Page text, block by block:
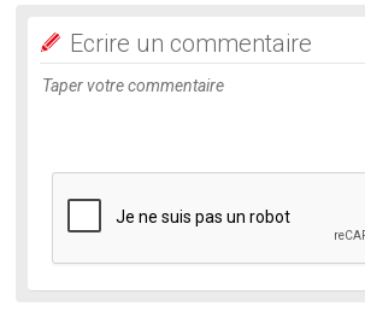
Ecrire un commentaire